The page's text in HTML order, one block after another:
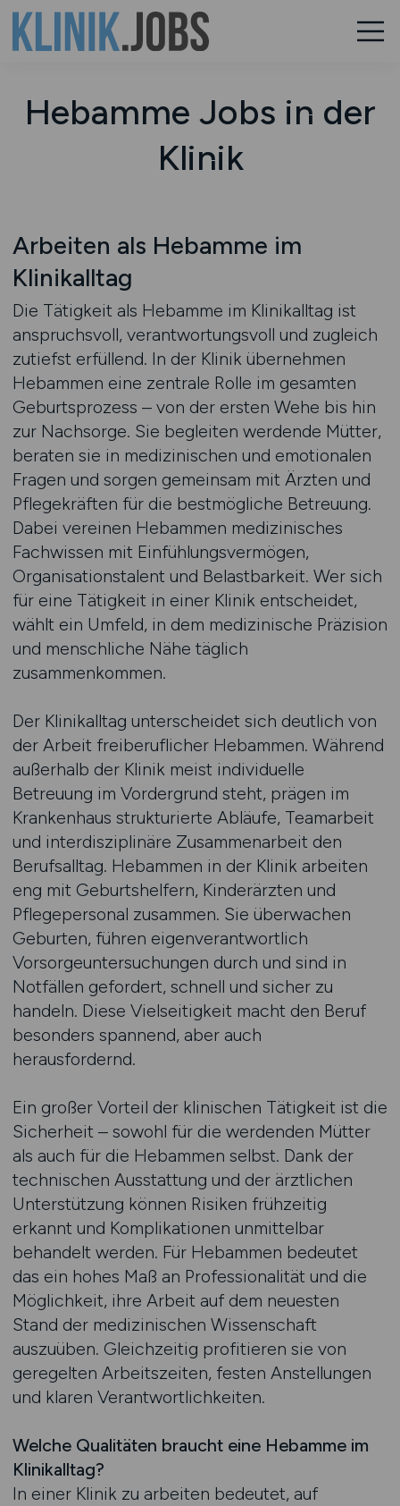
Hebamme Jobs in der
Klinik
Arbeiten als Hebamme im
Klinikalltag
Die Tätigkeit als Hebamme im Klinikalltag ist
anspruchsvoll, verantwortungsvoll und zugleich
zutiefst erfüllend. In der Klinik übernehmen
Hebammen eine zentrale Rolle im gesamten
Geburtsprozess – von der ersten Wehe bis hin
zur Nachsorge. Sie begleiten werdende Mütter,
beraten sie in medizinischen und emotionalen
Fragen und sorgen gemeinsam mit Ärzten und
Pflegekräften für die bestmögliche Betreuung.
Dabei vereinen Hebammen medizinisches
Fachwissen mit Einfühlungsvermögen,
Organisationstalent und Belastbarkeit. Wer sich
für eine Tätigkeit in einer Klinik entscheidet,
wählt ein Umfeld, in dem medizinische Präzision
und menschliche Nähe täglich
zusammenkommen.
Der Klinikalltag unterscheidet sich deutlich von
der Arbeit freiberuflicher Hebammen. Während
außerhalb der Klinik meist individuelle
Betreuung im Vordergrund steht, prägen im
Krankenhaus strukturierte Abläufe, Teamarbeit
und interdisziplinäre Zusammenarbeit den
Berufsalltag. Hebammen in der Klinik arbeiten
eng mit Geburtshelfern, Kinderärzten und
Pflegepersonal zusammen. Sie überwachen
Geburten, führen eigenverantwortlich
Vorsorgeuntersuchungen durch und sind in
Notfällen gefordert, schnell und sicher zu
handeln. Diese Vielseitigkeit macht den Beruf
besonders spannend, aber auch
herausfordernd.
Ein großer Vorteil der klinischen Tätigkeit ist die
Sicherheit – sowohl für die werdenden Mütter
als auch für die Hebammen selbst. Dank der
technischen Ausstattung und der ärztlichen
Unterstützung können Risiken frühzeitig
erkannt und Komplikationen unmittelbar
behandelt werden. Für Hebammen bedeutet
das ein hohes Maß an Professionalität und die
Möglichkeit, ihre Arbeit auf dem neuesten
Stand der medizinischen Wissenschaft
auszuüben. Gleichzeitig profitieren sie von
geregelten Arbeitszeiten, festen Anstellungen
und klaren Verantwortlichkeiten.
Welche Qualitäten braucht eine Hebamme im
Klinikalltag?
In einer Klinik zu arbeiten bedeutet, auf